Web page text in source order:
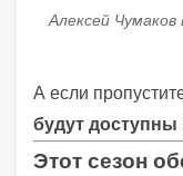
Алексей
А если
будут
Этот сезон